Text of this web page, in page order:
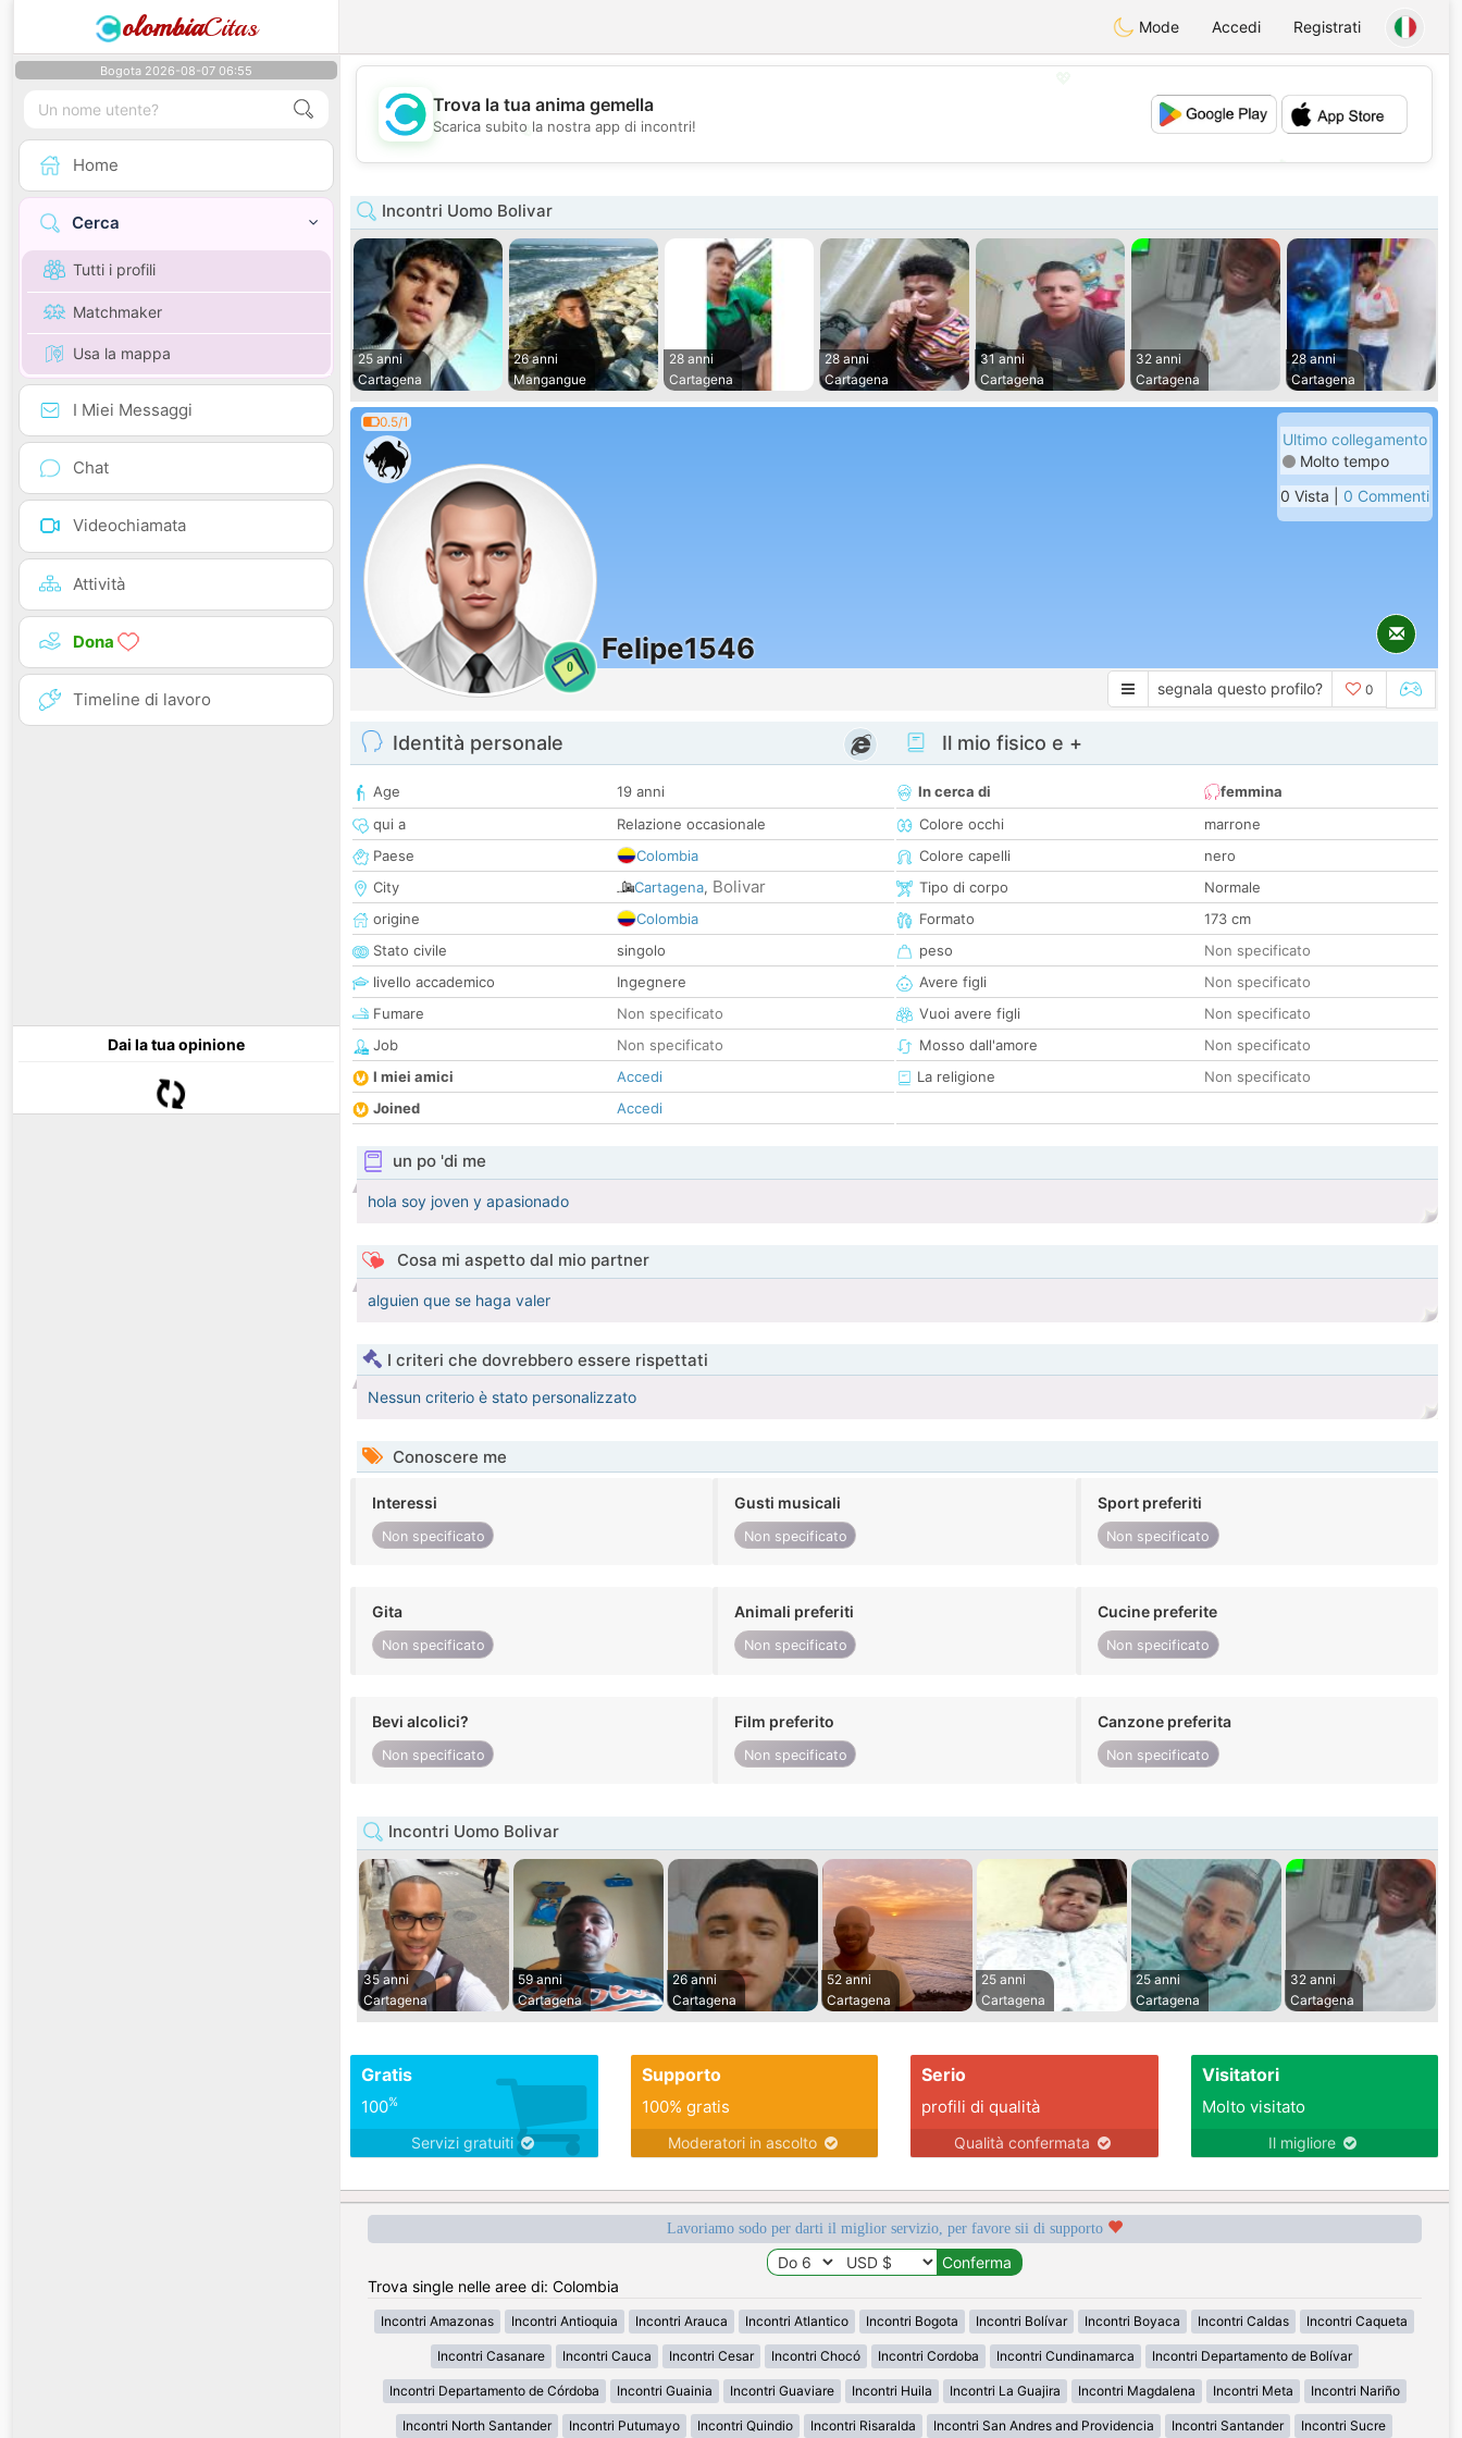
olombiaCitas Mode Accedi Registrati
Bogota 2026-08-07 06:55
Home
Cerca
Tutti i profili
Matchmaker
Usa la mappa
I Miei Messaggi
Chat
Videochiamata
Attività
Dona
Timeline di lavoro
Dai la tua opinione
💖
💕
Trova la tua anima gemella
Scarica subito la nostra app di incontri!
Incontri Uomo Bolivar
25 anni
Cartagena
26 anni
Mangangue
28 anni
Cartagena
28 anni
Cartagena
31 anni
Cartagena
32 anni
Cartagena
28 anni
Cartagena
0.5/1
0
Felipe1546
Ultimo collegamento
Molto tempo
0 Vista | 0 Commenti
segnala questo profilo? 0
Identità personale
Age
19 anni
qui a
Relazione occasionale
Paese
Colombia
City
Cartagena, Bolivar
origine
Colombia
Stato civile
singolo
livello accademico
Ingegnere
Fumare
Non specificato
Job
Non specificato
I miei amici
Accedi
Joined
Accedi
Il mio fisico e +
In cerca di
femmina
Colore occhi
marrone
Colore capelli
nero
Tipo di corpo
Normale
Formato
173 cm
peso
Non specificato
Avere figli
Non specificato
Vuoi avere figli
Non specificato
Mosso dall'amore
Non specificato
La religione
Non specificato
un po 'di me
hola soy joven y apasionado
Cosa mi aspetto dal mio partner
alguien que se haga valer
I criteri che dovrebbero essere rispettati
Nessun criterio è stato personalizzato
Conoscere me
Interessi
Non specificato
Gusti musicali
Non specificato
Sport preferiti
Non specificato
Gita
Non specificato
Animali preferiti
Non specificato
Cucine preferite
Non specificato
Bevi alcolici?
Non specificato
Film preferito
Non specificato
Canzone preferita
Non specificato
Incontri Uomo Bolivar
35 anni
Cartagena
59 anni
Cartagena
26 anni
Cartagena
52 anni
Cartagena
25 anni
Cartagena
25 anni
Cartagena
32 anni
Cartagena
Gratis
100%
Servizi gratuiti
Supporto
100% gratis
Moderatori in ascolto
Serio
profili di qualità
Qualità confermata
Visitatori
Molto visitato
Il migliore
Lavoriamo sodo per darti il miglior servizio, per favore sii di supporto
Trova single nelle aree di: Colombia
Incontri Amazonas Incontri Antioquia Incontri Arauca Incontri Atlantico Incontri Bogota Incontri Bolívar Incontri Boyaca Incontri Caldas Incontri Caqueta
Incontri Casanare Incontri Cauca Incontri Cesar Incontri Chocó Incontri Cordoba Incontri Cundinamarca Incontri Departamento de Bolívar
Incontri Departamento de Córdoba Incontri Guainia Incontri Guaviare Incontri Huila Incontri La Guajira Incontri Magdalena Incontri Meta Incontri Nariño
Incontri North Santander Incontri Putumayo Incontri Quindio Incontri Risaralda Incontri San Andres and Providencia Incontri Santander Incontri Sucre